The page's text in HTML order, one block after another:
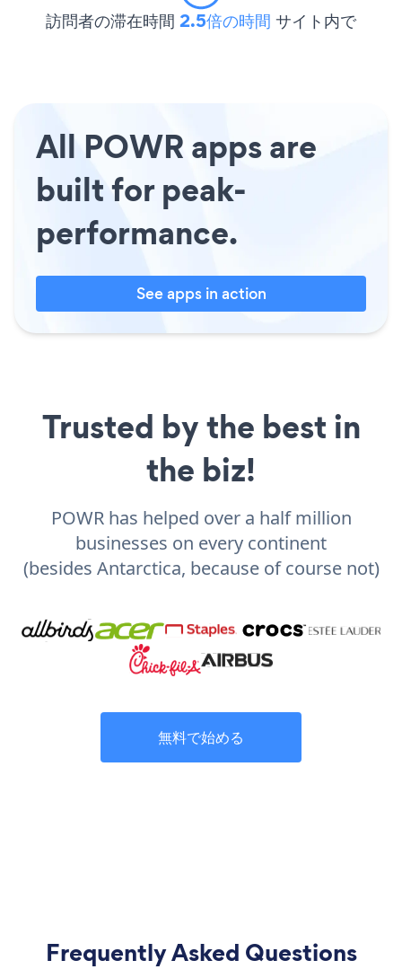
訪問者の滞在時間 2.5倍の時間 サイト内で
All POWR apps are
built for peak-
performance.
See apps in action
Trusted by the best in
the biz!
POWR has helped over a half million
businesses on every continent
(besides Antarctica, because of course not)
無料で始める
Frequently Asked Questions